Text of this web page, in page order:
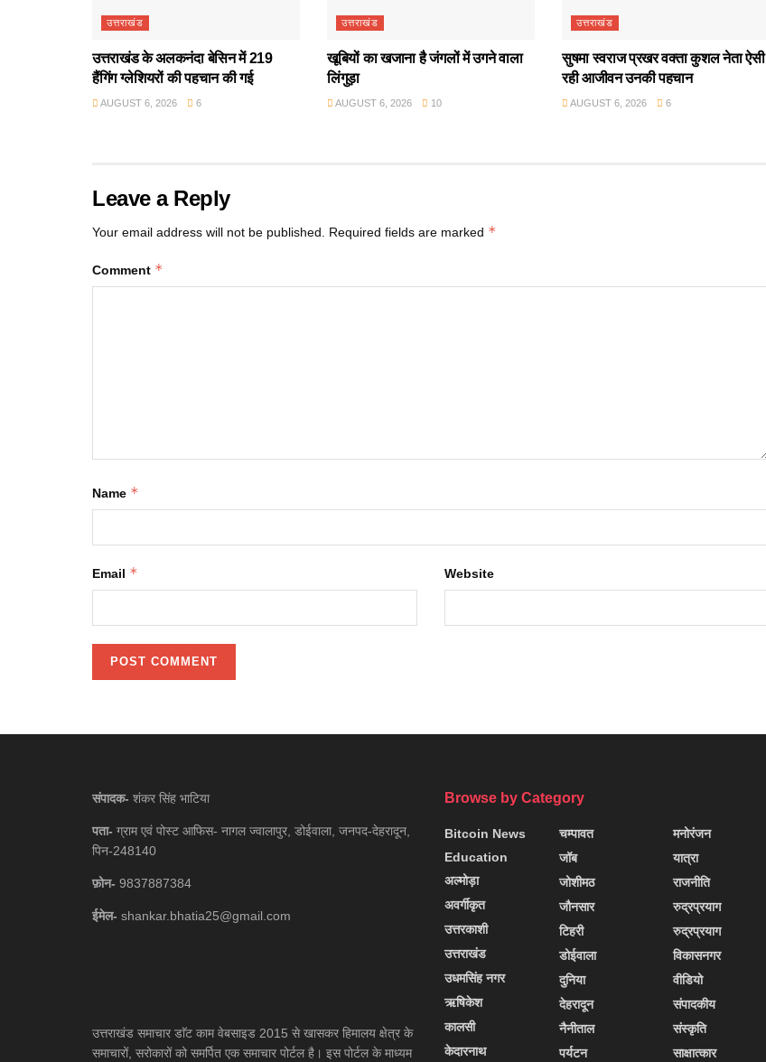
उत्तराखंड
उत्तराखंड के अलकनंदा बेसिन में 219
हैंगिंग ग्लेशियरों की पहचान की गई
AUGUST 6, 2026 6
उत्तराखंड
खूबियों का खजाना है जंगलों में उगने वाला
लिंगुड़ा
AUGUST 6, 2026 10
उत्तराखंड
सुषमा स्वराज प्रखर वक्ता कुशल नेता ऐसी
रही आजीवन उनकी पहचान
AUGUST 6, 2026 6
Leave a Reply
Your email address will not be published. Required fields are marked *
Comment *
Name *
Email * Website
संपादक- शंकर सिंह भाटिया
पता- ग्राम एवं पोस्ट आफिस- नागल ज्वालापुर, डोईवाला, जनपद-देहरादून,
पिन-248140
फ़ोन- 9837887384
ईमेल- shankar.bhatia25@gmail.com
उत्तराखंड समाचार डाॅट काम वेबसाइड 2015 से खासकर हिमालय क्षेत्र के
समाचारों, सरोकारों को समर्पित एक समाचार पोर्टल है। इस पोर्टल के माध्यम
Browse by Category
Bitcoin News
Education
अल्मोड़ा
अवर्गीकृत
उत्तरकाशी
उत्तराखंड
उधमसिंह नगर
ऋषिकेश
कालसी
केदारनाथ
चम्पावत
जॉब
जोशीमठ
जौनसार
टिहरी
डोईवाला
दुनिया
देहरादून
नैनीताल
पर्यटन
मनोरंजन
यात्रा
राजनीति
रुद्रप्रयाग
रुद्रप्रयाग
विकासनगर
वीडियो
संपादकीय
संस्कृति
साक्षात्कार